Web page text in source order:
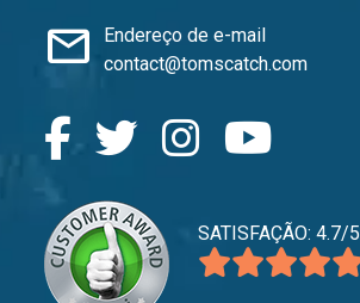
mail
Endereço de e-mail
contact@tomscatch.com
SATISFAÇÃO: 4.7/5